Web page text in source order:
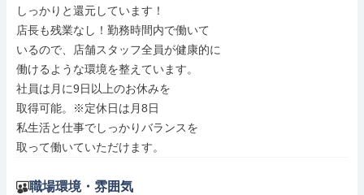
しっかりと還元しています！
店長も残業なし！勤務時間内で働いて
いるので、店舗スタッフ全員が健康的に
働けるような環境を整えています。
社員は月に9日以上のお休みを
取得可能。※定休日は月8日
私生活と仕事でしっかりバランスを
取って働いていただけます。
職場環境・雰囲気